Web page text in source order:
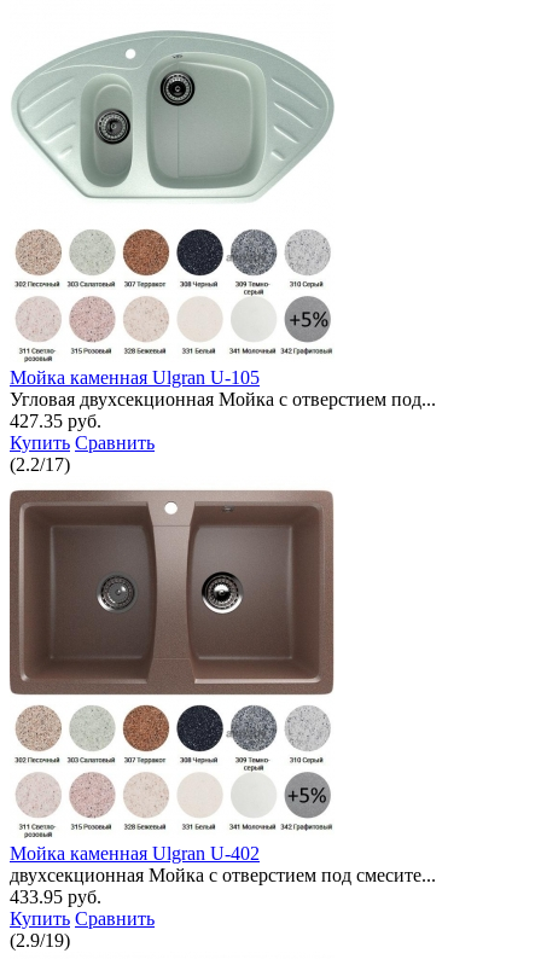
Мойка каменная Ulgran U-105
Угловая двухсекционная Мойка с отверстием под...
427.35 руб.
Купить Сравнить
(2.2/17)
Мойка каменная Ulgran U-402
двухсекционная Мойка с отверстием под смесите...
433.95 руб.
Купить Сравнить
(2.9/19)